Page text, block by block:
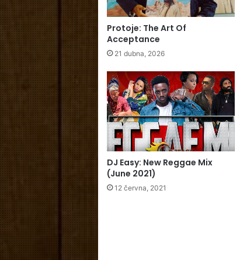
Protoje: The Art Of
Acceptance
21 dubna, 2026
DJ Easy: New Reggae Mix
(June 2021)
12 června, 2021